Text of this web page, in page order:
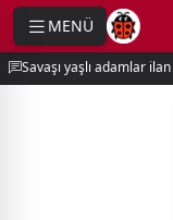
MENÜ
Savaşı yaşlı adamlar
menu